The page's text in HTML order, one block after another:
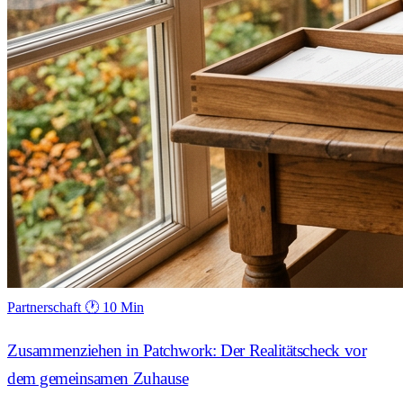
Partnerschaft 🕐 10 Min
Zusammenziehen in Patchwork: Der Realitätscheck vor
dem gemeinsamen Zuhause